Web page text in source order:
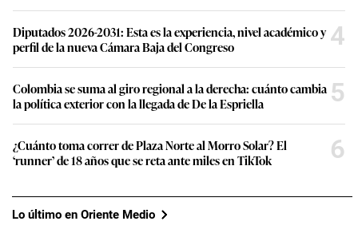
Diputados 2026-2031: Esta es la experiencia, nivel académico y
perfil de la nueva Cámara Baja del Congreso
4
Colombia se suma al giro regional a la derecha: cuánto cambia
la política exterior con la llegada de De la Espriella
5
¿Cuánto toma correr de Plaza Norte al Morro Solar? El
‘runner’ de 18 años que se reta ante miles en TikTok
6
Lo último en Oriente Medio